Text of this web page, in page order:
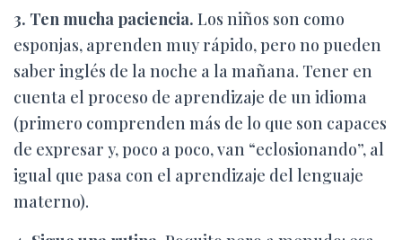
3. Ten mucha paciencia. Los niños son como
esponjas, aprenden muy rápido, pero no pueden
saber inglés de la noche a la mañana. Tener en
cuenta el proceso de aprendizaje de un idioma
(primero comprenden más de lo que son capaces
de expresar y, poco a poco, van “eclosionando”, al
igual que pasa con el aprendizaje del lenguaje
materno).